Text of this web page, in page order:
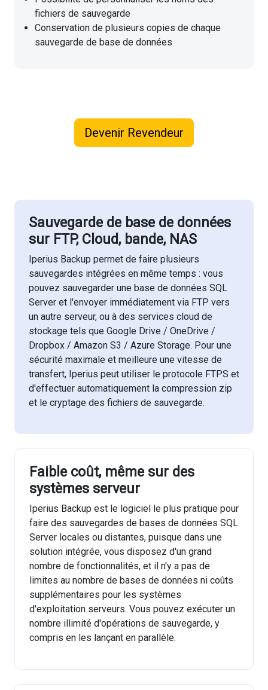
fichiers de sauvegarde
Conservation de plusieurs copies de chaque
sauvegarde de base de données
Devenir Revendeur
Sauvegarde de base de données
sur FTP, Cloud, bande, NAS
Iperius Backup permet de faire plusieurs
sauvegardes intégrées en même temps : vous
pouvez sauvegarder une base de données SQL
Server et l'envoyer immédiatement via FTP vers
un autre serveur, ou à des services cloud de
stockage tels que Google Drive / OneDrive /
Dropbox / Amazon S3 / Azure Storage. Pour une
sécurité maximale et meilleure une vitesse de
transfert, Iperius peut utiliser le protocole FTPS et
d'effectuer automatiquement la compression zip
et le cryptage des fichiers de sauvegarde.
Faible coût, même sur des
systèmes serveur
Iperius Backup est le logiciel le plus pratique pour
faire des sauvegardes de bases de données SQL
Server locales ou distantes, puisque dans une
solution intégrée, vous disposez d'un grand
nombre de fonctionnalités, et il n'y a pas de
limites au nombre de bases de données ni coûts
supplémentaires pour les systèmes
d'exploitation serveurs. Vous pouvez exécuter un
nombre illimité d'opérations de sauvegarde, y
compris en les lançant en parallèle.